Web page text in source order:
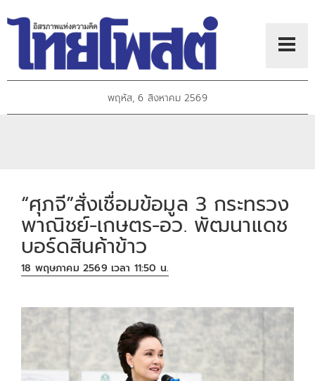
พฤหัส, 6 สิงหาคม 2569
“ศุภจี”สั่งเชื่อมข้อมูล 3 กระทรวง
พาณิชย์-เกษตร-อว. พัฒนาแดช
บอร์ดสินค้าข้าว
18 พฤษภาคม 2569 เวลา 11:50 น.